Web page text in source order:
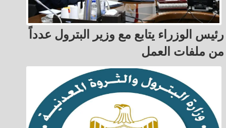
رئيس الوزراء يتابع مع وزير البترول عدداً
من ملفات العمل